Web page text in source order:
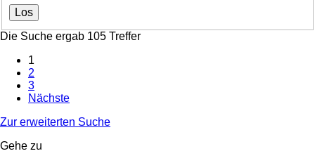
Die Suche ergab 105 Treffer
1
2
3
Nächste
Zur erweiterten Suche
Gehe zu